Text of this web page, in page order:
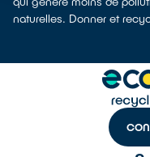
naturelles. Donner et